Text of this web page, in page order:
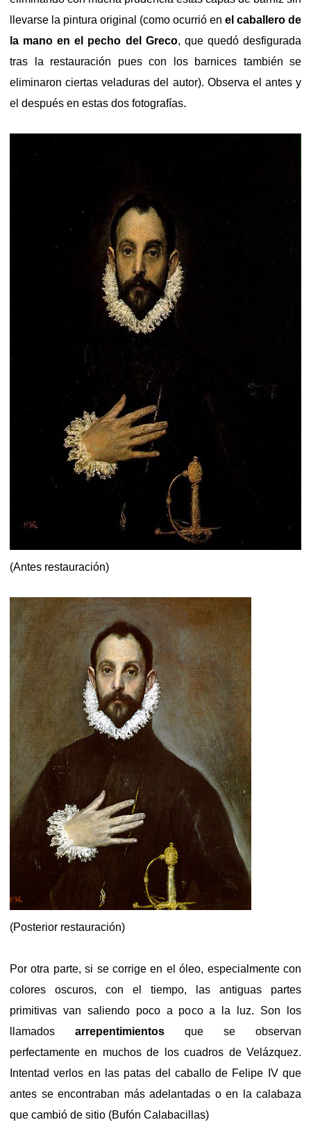
llevarse la pintura original (como ocurrió en el caballero de
la mano en el pecho del Greco, que quedó desfigurada
tras la restauración pues con los barnices también se
eliminaron ciertas veladuras del autor). Observa el antes y
el después en estas dos fotografías.
(Antes restauración)
(Posterior restauración)
Por otra parte, si se corrige en el óleo, especialmente con
colores oscuros, con el tiempo, las antiguas partes
primitivas van saliendo poco a poco a la luz. Son los
llamados arrepentimientos que se observan
perfectamente en muchos de los cuadros de Velázquez.
Intentad verlos en las patas del caballo de Felipe IV que
antes se encontraban más adelantadas o en la calabaza
que cambió de sitio (Bufón Calabacillas)